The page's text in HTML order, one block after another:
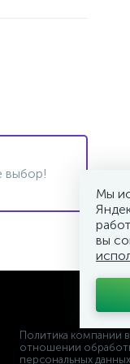
выбор!
Мы
вы
Политика компании в
отношении
персональных данных